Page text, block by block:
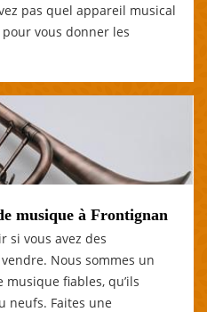
pas quel appareil musical
vous donner les
musique à Frontignan
si vous avez des
Nous sommes un
fiables, qu’ils
neufs. Faites une